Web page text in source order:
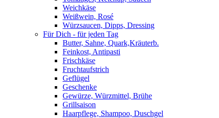
Weichkäse
Weißwein, Rosé
Würzsaucen, Dipps, Dressing
Für Dich - für jeden Tag
Butter, Sahne, Quark,Kräuterb.
Feinkost, Antipasti
Frischkäse
Fruchtaufstrich
Geflügel
Geschenke
Gewürze, Würzmittel, Brühe
Grillsaison
Haarpflege, Shampoo, Duschgel